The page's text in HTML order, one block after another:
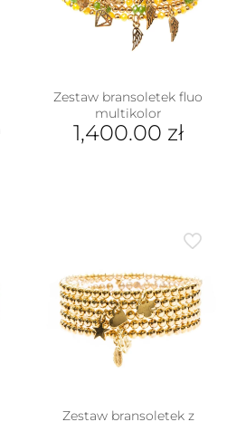
Zestaw bransoletek fluo
multikolor
1,400.00 zł
Zestaw bransoletek z